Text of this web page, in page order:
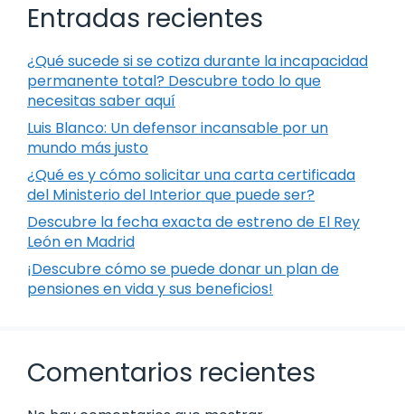
Entradas recientes
¿Qué sucede si se cotiza durante la incapacidad
permanente total? Descubre todo lo que
necesitas saber aquí
Luis Blanco: Un defensor incansable por un
mundo más justo
¿Qué es y cómo solicitar una carta certificada
del Ministerio del Interior que puede ser?
Descubre la fecha exacta de estreno de El Rey
León en Madrid
¡Descubre cómo se puede donar un plan de
pensiones en vida y sus beneficios!
Comentarios recientes